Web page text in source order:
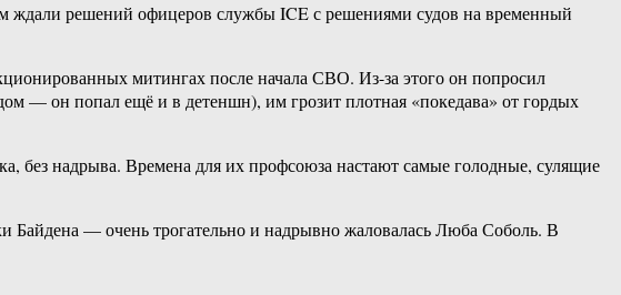
ждали решений офицеров службы ICE с решениями судов на временный
митингах после начала СВО. Из-за этого он попросил
— он попал ещё и в детеншн), им грозит плотная «покедава» от гордых
без надрыва. Времена для их профсоюза настают самые голодные, сулящие
Байдена — очень трогательно и надрывно жаловалась Люба Соболь. В